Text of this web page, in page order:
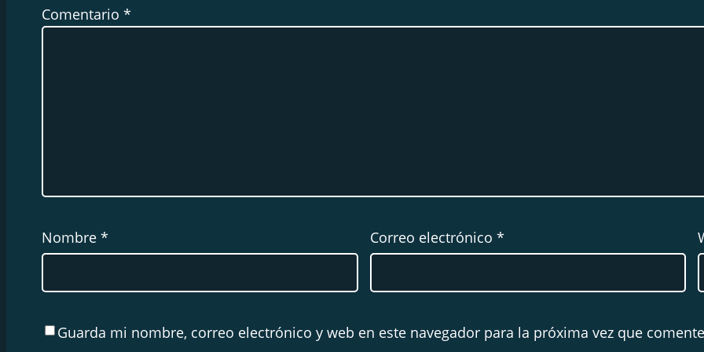
Comentario *
Nombre * Correo electrónico *
Guarda mi nombre, correo electrónico y web en este navegador para la próxima vez que